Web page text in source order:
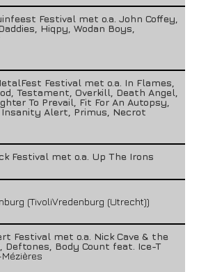
Festival met o.a. John Coffey,
Hiqpy, Wodan Boys,
Festival met o.a. In Flames,
Testament, Overkill, Death Angel,
To Prevail, Fit For An Autopsy,
Insanity Alert, Primus, Necrot
Festival met o.a. Up The Irons
(TivoliVredenburg (Utrecht))
Festival met o.a. Nick Cave & the
Deftones, Body Count feat. Ice-T